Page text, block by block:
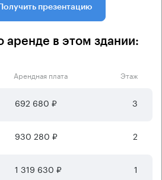
Получить презентацию
аренде в этом здании:
Арендная плата Этаж
692 680 ₽ 3
930 280 ₽ 2
1 319 630 ₽ 1